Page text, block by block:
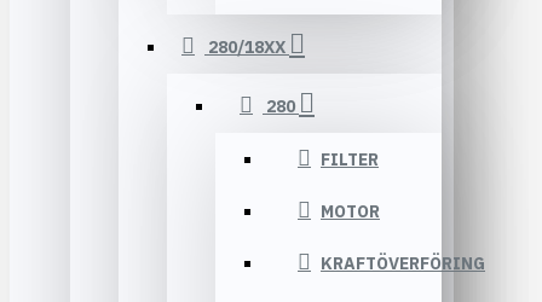
280/18XX
280
FILTER
MOTOR
KRAFTÖVERFÖRING